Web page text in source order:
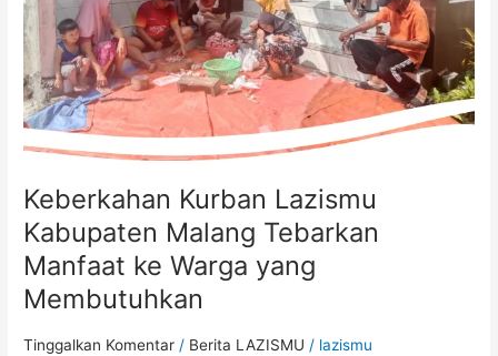
Keberkahan Kurban Lazismu
Kabupaten Malang Tebarkan
Manfaat ke Warga yang
Membutuhkan
Tinggalkan Komentar / Berita LAZISMU / lazismu
ke
Warga
yang
Membutuhkan